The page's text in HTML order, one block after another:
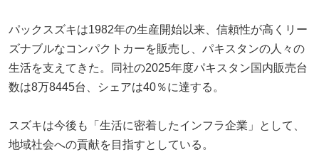
パックスズキは1982年の生産開始以来、信頼性が高くリー
ズナブルなコンパクトカーを販売し、パキスタンの人々の
生活を支えてきた。同社の2025年度パキスタン国内販売台
数は8万8445台、シェアは40％に達する。
スズキは今後も「生活に密着したインフラ企業」として、
地域社会への貢献を目指すとしている。